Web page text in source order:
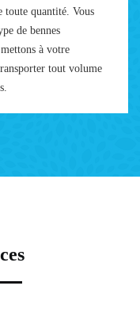
toute quantité. Vous
de bennes
à votre
tout volume